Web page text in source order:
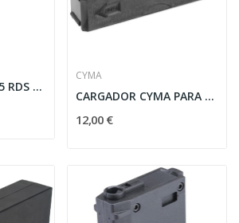
SECUTOR ARMS 35 RDS GBB BLACK MAGAZINE
CYMA
CARGADOR CYMA PARA L96 - NEGRO
12,00 €